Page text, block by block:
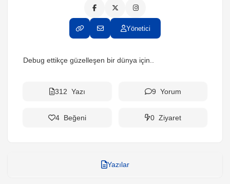
Yönetici
Debug ettikçe güzelleşen bir dünya için..
312 Yazı 9 Yorum
4 Beğeni 0 Ziyaret
Yazılar